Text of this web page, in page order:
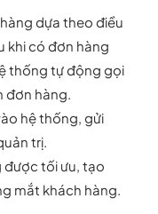
dựa theo điều
khi có đơn hàng
thống tự động gọi
đơn hàng.
hệ thống, gửi
trị.
được tối ưu, tạo
mắt khách hàng.